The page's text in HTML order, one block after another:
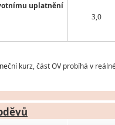
uplatnění
3,0
kurz, část OV probíhá v